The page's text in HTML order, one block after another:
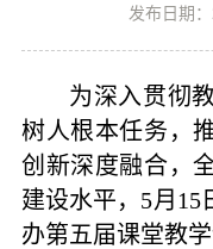
发布日期
为深入贯彻
树人根本任务，
创新深度融合，
建设水平， 5月 15
办第五届课堂教学